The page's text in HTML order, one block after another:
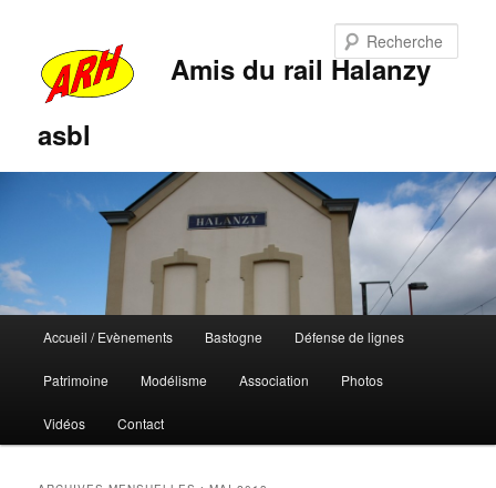
Amis du rail Halanzy
asbl
principal
Aller
au
contenu
principal
Aller
au
contenu
secondaire
Accueil / Evènements Bastogne Défense de lignes
Patrimoine Modélisme Association Photos
Vidéos Contact